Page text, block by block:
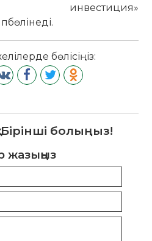
инвестиция»
бөлісіңіз:
Бірінші болыңыз!
жазыңыз